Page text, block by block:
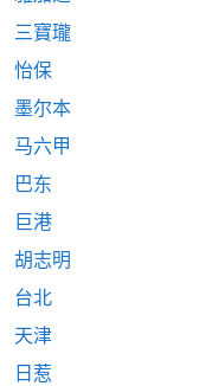
三寶瓏
怡保
墨尔本
马六甲
巴东
巨港
胡志明
台北
天津
日惹